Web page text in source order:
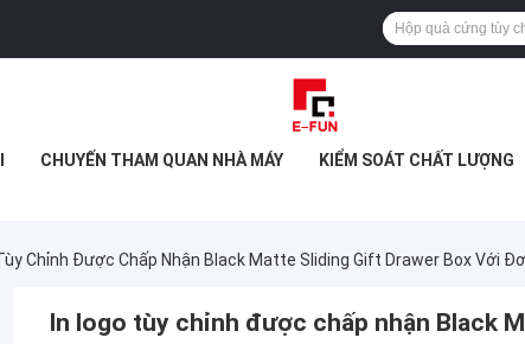
CHUYẾN THAM QUAN NHÀ MÁY KIỂM SOÁT CHẤT LƯỢNG
Chỉnh Được Chấp Nhận Black Matte Sliding Gift Drawer Box Với
In logo tùy chỉnh được chấp nhận Black